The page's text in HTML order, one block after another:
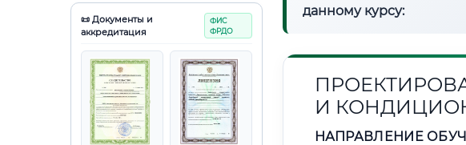
📜 Документы и
аккредитация
ФИС
ФРДО
данному курсу:
И
НАПРАВЛЕНИЕ